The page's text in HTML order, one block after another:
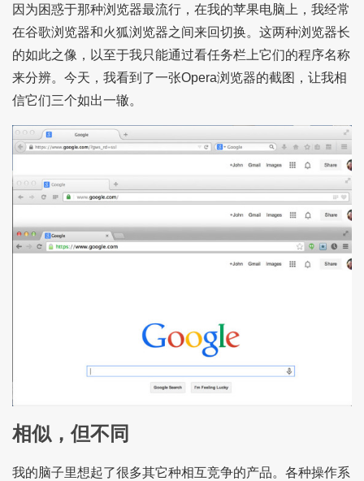
因为困惑于那种浏览器最流行，在我的苹果电脑上，我经常
在谷歌浏览器和火狐浏览器之间来回切换。这两种浏览器长
的如此之像，以至于我只能通过看任务栏上它们的程序名称
来分辨。今天，我看到了一张Opera浏览器的截图，让我相
信它们三个如出一辙。
相似，但不同
我的脑子里想起了很多其它种相互竞争的产品。各种操作系